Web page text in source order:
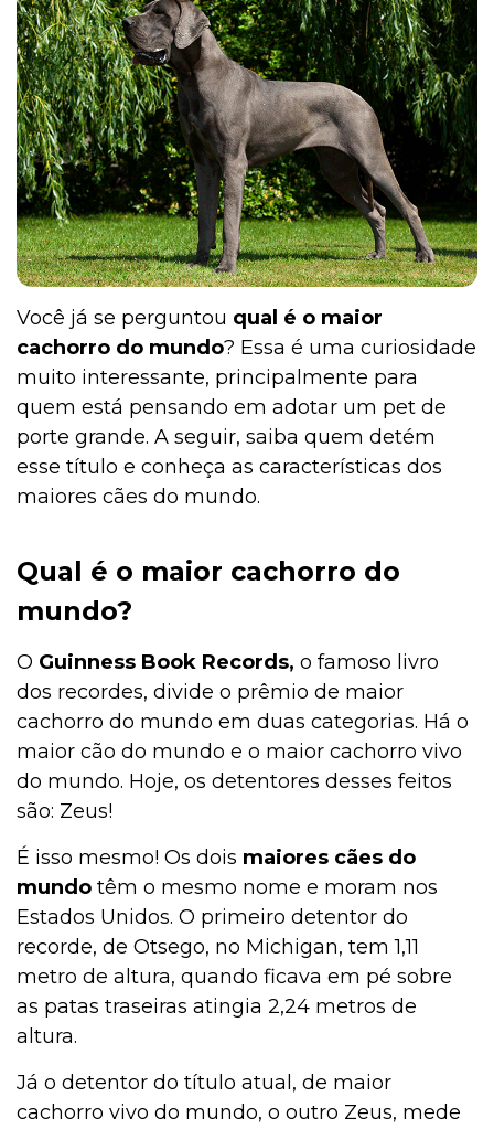
Filhotes
Higiene
Saúde
Você já se perguntou qual é o maior
cachorro do mundo? Essa é uma curiosidade
muito interessante, principalmente para
quem está pensando em adotar um pet de
porte grande. A seguir, saiba quem detém
esse título e conheça as características dos
maiores cães do mundo.
Qual é o maior cachorro do
mundo?
O Guinness Book Records, o famoso livro
dos recordes, divide o prêmio de maior
cachorro do mundo em duas categorias. Há o
maior cão do mundo e o maior cachorro vivo
do mundo. Hoje, os detentores desses feitos
são: Zeus!
É isso mesmo! Os dois maiores cães do
mundo têm o mesmo nome e moram nos
Estados Unidos. O primeiro detentor do
recorde, de Otsego, no Michigan, tem 1,11
metro de altura, quando ficava em pé sobre
as patas traseiras atingia 2,24 metros de
altura.
Já o detentor do título atual, de maior
cachorro vivo do mundo, o outro Zeus, mede